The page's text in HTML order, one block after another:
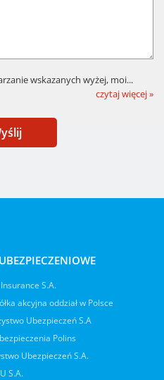
wskazanych wyżej, moi...
czytaj więcej »
S.A.
akcyjna oddział w Polsce
Ubezpieczeń S.A
Polins
Ubezpieczeń S.A.
S.A.